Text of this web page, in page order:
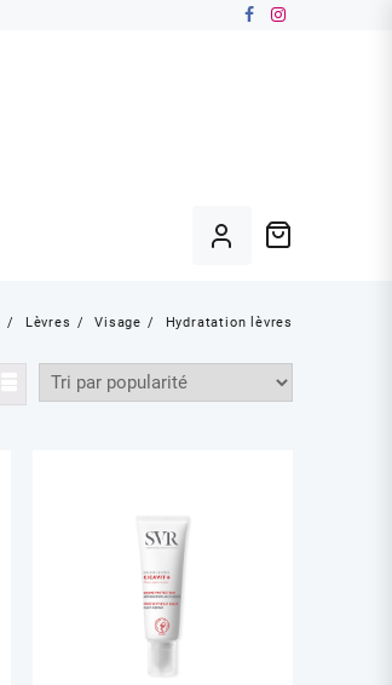
Lèvres Visage Hydratation lèvres